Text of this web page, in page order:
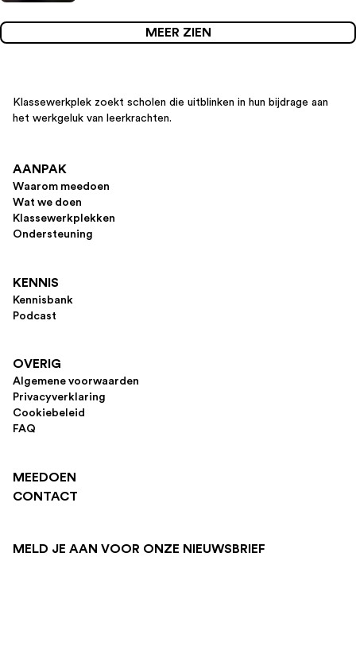
MEER ZIEN
Klassewerkplek zoekt scholen die uitblinken in hun bijdrage aan
het werkgeluk van leerkrachten.
AANPAK
Waarom meedoen
Wat we doen
Klassewerkplekken
Ondersteuning
KENNIS
Kennisbank
Podcast
OVERIG
Algemene voorwaarden
Privacyverklaring
Cookiebeleid
FAQ
MEEDOEN
CONTACT
MELD JE AAN VOOR ONZE NIEUWSBRIEF